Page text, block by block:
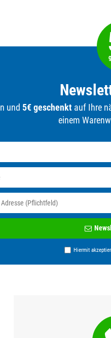
und 5€ geschenkt auf Ihre
einem
Hiermit